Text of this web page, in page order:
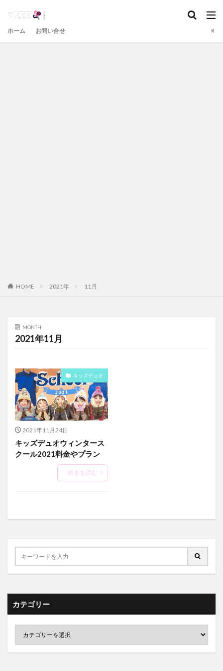
ホーム お問い合せ
HOME 2021年 11月
MONTH
2021年11月
キッズデュオ
2021年11月24日
キッズデュオウィンタース
クール2021料金やプラン
続きを読む
カテゴリー